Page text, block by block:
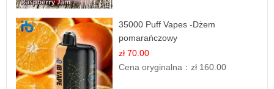
35000 Puff Vapes -Dżem
pomarańczowy
zł 70.00
Cena oryginalna：zł 160.00